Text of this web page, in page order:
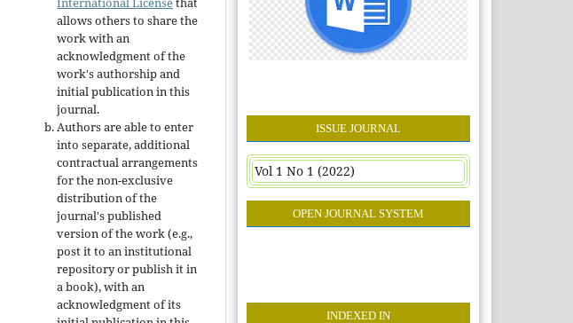
allows others to share the
work with an
acknowledgment of the
work's authorship and
initial publication in this
journal.
Authors are able to enter
into separate, additional
contractual arrangements
for the non-exclusive
distribution of the
journal's published
version of the work (e.g.,
post it to an institutional
repository or publish it in
a book), with an
acknowledgment of its
ISSUE JOURNAL
Vol 1 No 1 (2022)
OPEN JOURNAL SYSTEM
INDEXED IN